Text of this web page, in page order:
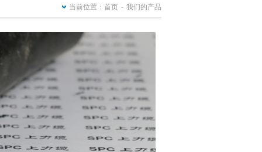
当前位置： 首页 - 我们的产品